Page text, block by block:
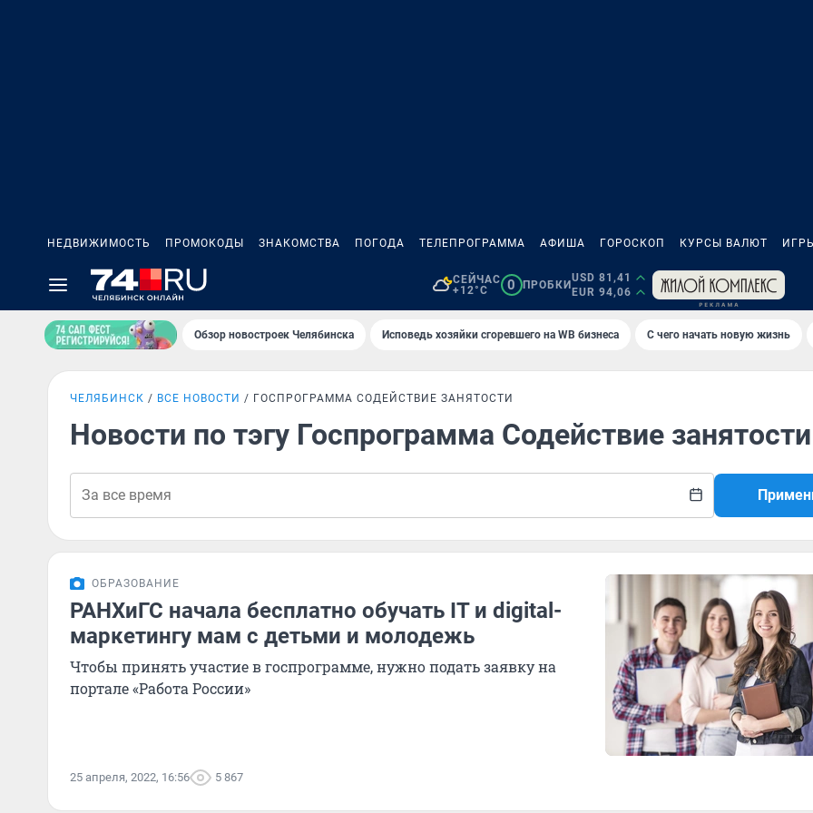
НЕДВИЖИМОСТЬ ПРОМОКОДЫ ЗНАКОМСТВА ПОГОДА ТЕЛЕПРОГРАММА АФИША ГОРОСКОП КУРСЫ ВАЛЮТ
СЕЙЧАС
+12°C
0 ПРОБКИ
USD 81,41
EUR 94,06
Обзор новостроек Челябинска Исповедь хозяйки сгоревшего на WB бизнеса С чего начать новую жизнь
ЧЕЛЯБИНСК ВСЕ НОВОСТИ ГОСПРОГРАММА СОДЕЙСТВИЕ ЗАНЯТОСТИ
Новости по тэгу Госпрограмма Содействие занятости
ОБРАЗОВАНИЕ
РАНХиГС начала бесплатно обучать IT и digital-
маркетингу мам с детьми и молодежь
Чтобы принять участие в госпрограмме, нужно подать заявку на
портале «Работа России»
25 апреля, 2022, 16:56 5 867